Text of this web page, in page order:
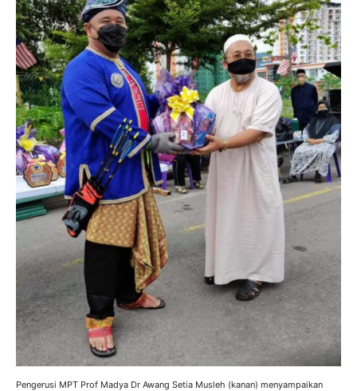
Pengerusi MPT Prof Madya Dr Awang Setia Musleh (kanan) menyampaikan